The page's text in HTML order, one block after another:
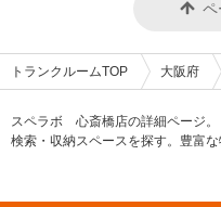
ペ
トランクルームTOP 大阪府
スペラボ 心斎橋店の詳細ページ。
検索・収納スペースを探す。豊富
ースを簡単に探せるトランクルー
所・最寄りの駅、物件タイプのご
ります。気になる物件タイプを見